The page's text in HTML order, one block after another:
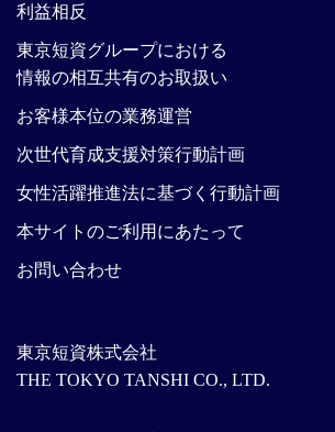
東京短資株式会社
THE TOKYO TANSHI CO., LTD.
利益相反
東京短資グループにおける
情報の相互共有のお取扱い
お客様本位の業務運営
次世代育成支援対策行動計画
女性活躍推進法に基づく行動計画
本サイトのご利用にあたって
お問い合わせ